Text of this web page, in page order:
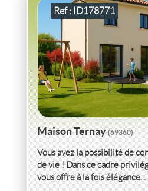
Ref : ID178771
Maison Ternay(69360)
Vous avez la possibilité de
de vie ! Dans ce cadre
vous offre à la fois élégance...